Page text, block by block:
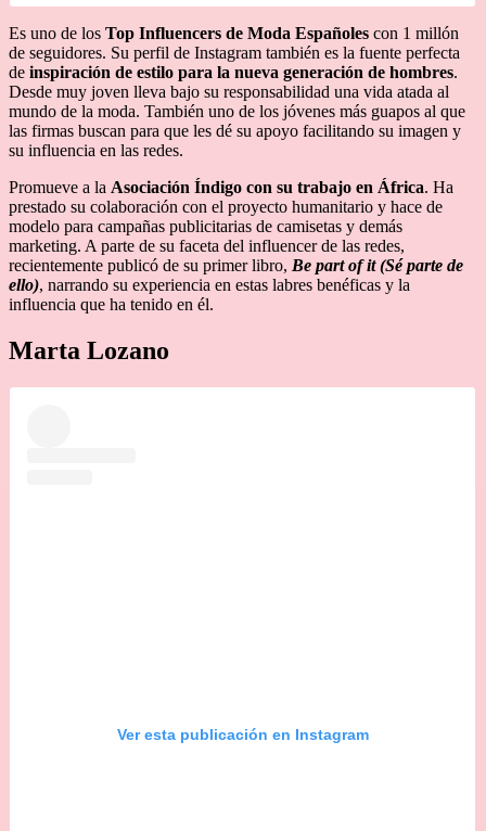
Es uno de los Top Influencers de Moda Españoles con 1 millón
de seguidores. Su perfil de Instagram también es la fuente perfecta
de inspiración de estilo para la nueva generación de hombres.
Desde muy joven lleva bajo su responsabilidad una vida atada al
mundo de la moda. También uno de los jóvenes más guapos al que
las firmas buscan para que les dé su apoyo facilitando su imagen y
su influencia en las redes.
Promueve a la Asociación Índigo con su trabajo en África. Ha
prestado su colaboración con el proyecto humanitario y hace de
modelo para campañas publicitarias de camisetas y demás
marketing. A parte de su faceta del influencer de las redes,
recientemente publicó de su primer libro, Be part of it (Sé parte de
ello), narrando su experiencia en estas labres benéficas y la
influencia que ha tenido en él.
Marta Lozano
Ver esta publicación en Instagram